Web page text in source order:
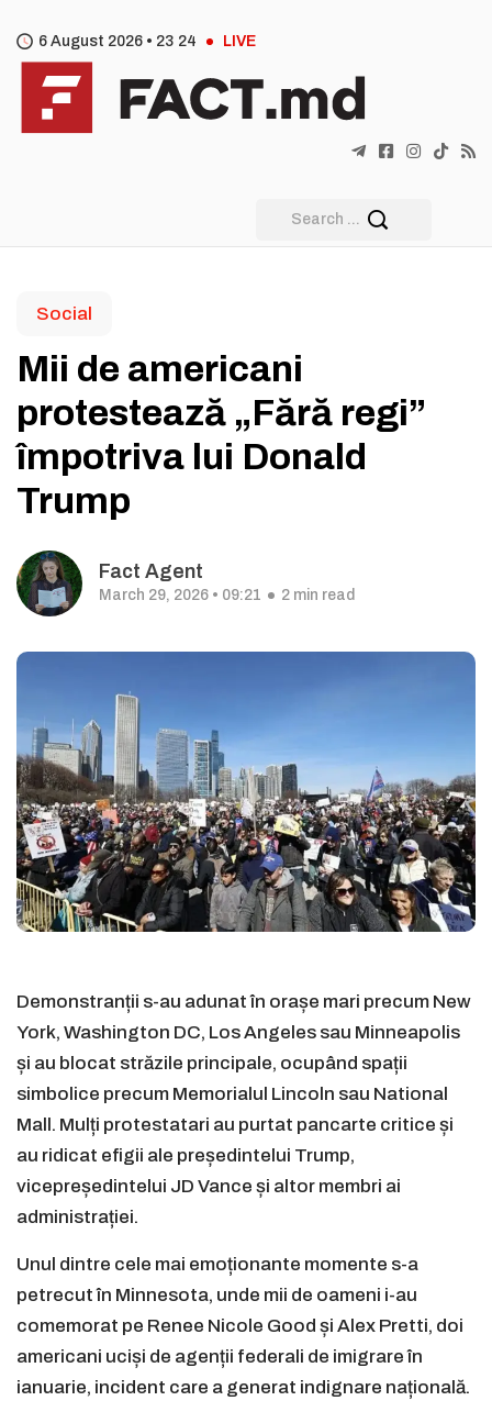
6 August 2026 • 23 24 LIVE
Social
Mii de americani
protestează „Fără regi”
împotriva lui Donald
Trump
Fact Agent
March 29, 2026 • 09:21 2 min read
Demonstranții s-au adunat în orașe mari precum New
York, Washington DC, Los Angeles sau Minneapolis
și au blocat străzile principale, ocupând spații
simbolice precum Memorialul Lincoln sau National
Mall. Mulți protestatari au purtat pancarte critice și
au ridicat efigii ale președintelui Trump,
vicepreședintelui JD Vance și altor membri ai
administrației.
Unul dintre cele mai emoționante momente s-a
petrecut în Minnesota, unde mii de oameni i-au
comemorat pe Renee Nicole Good și Alex Pretti, doi
americani uciși de agenții federali de imigrare în
ianuarie, incident care a generat indignare națională.